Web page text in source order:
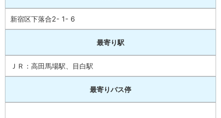
新宿区下落合2- 1- 6
最寄り駅
ＪＲ：高田馬場駅、目白駅
最寄りバス停